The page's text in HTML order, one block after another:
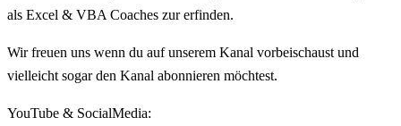
als Excel & VBA Coaches zur erfinden.
Wir freuen uns wenn du auf unserem Kanal vorbeischaust und
vielleicht sogar den Kanal abonnieren möchtest.
YouTube & SocialMedia: